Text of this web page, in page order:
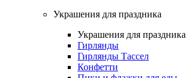
Украшения для праздника
Украшения для праздника
Гирлянды
Гирлянды Тассел
Конфетти